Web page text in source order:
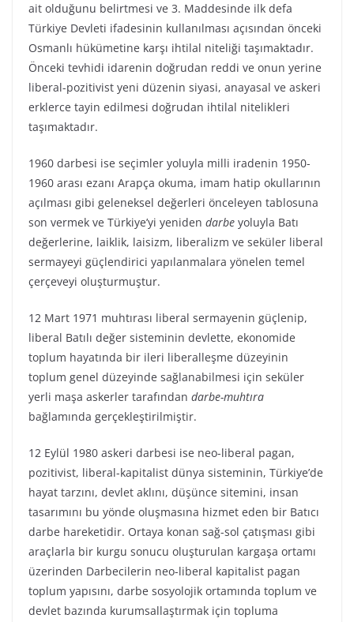
ait olduğunu belirtmesi ve 3. Maddesinde ilk defa
Türkiye Devleti ifadesinin kullanılması açısından önceki
Osmanlı hükümetine karşı ihtilal niteliği taşımaktadır.
Önceki tevhidi idarenin doğrudan reddi ve onun yerine
liberal-pozitivist yeni düzenin siyasi, anayasal ve askeri
erklerce tayin edilmesi doğrudan ihtilal nitelikleri
taşımaktadır.
1960 darbesi ise seçimler yoluyla milli iradenin 1950-
1960 arası ezanı Arapça okuma, imam hatip okullarının
açılması gibi geleneksel değerleri önceleyen tablosuna
son vermek ve Türkiye’yi yeniden darbe yoluyla Batı
değerlerine, laiklik, laisizm, liberalizm ve seküler liberal
sermayeyi güçlendirici yapılanmalara yönelen temel
çerçeveyi oluşturmuştur.
12 Mart 1971 muhtırası liberal sermayenin güçlenip,
liberal Batılı değer sisteminin devlette, ekonomide
toplum hayatında bir ileri liberalleşme düzeyinin
toplum genel düzeyinde sağlanabilmesi için seküler
yerli maşa askerler tarafından darbe-muhtıra
bağlamında gerçekleştirilmiştir.
12 Eylül 1980 askeri darbesi ise neo-liberal pagan,
pozitivist, liberal-kapitalist dünya sisteminin, Türkiye’de
hayat tarzını, devlet aklını, düşünce sitemini, insan
tasarımını bu yönde oluşmasına hizmet eden bir Batıcı
darbe hareketidir. Ortaya konan sağ-sol çatışması gibi
araçlarla bir kurgu sonucu oluşturulan kargaşa ortamı
üzerinden Darbecilerin neo-liberal kapitalist pagan
toplum yapısını, darbe sosyolojik ortamında toplum ve
devlet bazında kurumsallaştırmak için topluma